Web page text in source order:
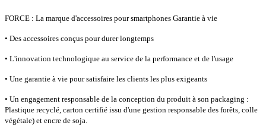
FORCE : La marque d'accessoires pour smartphones Garantie à vie
• Des accessoires conçus pour durer longtemps
• L'innovation technologique au service de la performance et de l'usage
• Une garantie à vie pour satisfaire les clients les plus exigeants
• Un engagement responsable de la conception du produit à son packaging :
Plastique recyclé, carton certifié issu d'une gestion responsable des forêts, colle
végétale) et encre de soja.